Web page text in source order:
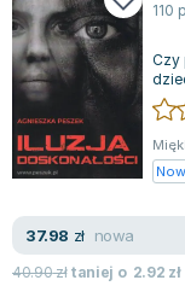
110
Czy
do
37.98 zł nowa
40.90złtaniej o 2.92 zł